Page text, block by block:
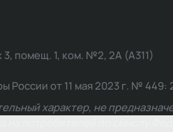
3, помещ. 1, ком. №2, 2А (А311)
от 11 мая 2023 г. № 449:
характер, не